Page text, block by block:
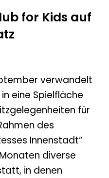
for Kids auf
verwandelt
eine Spielfläche
für
des
Innenstadt“
diverse
in denen